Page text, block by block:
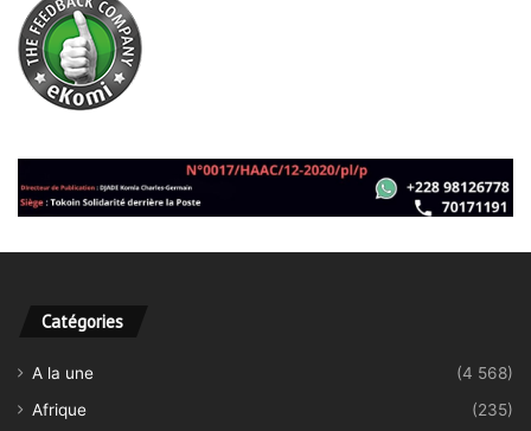
Catégories
A la une
(4 568)
Afrique
(235)